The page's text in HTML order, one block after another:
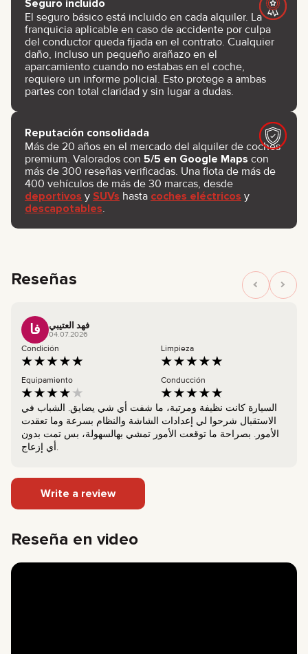
Seguro incluido
El seguro básico está incluido en cada alquiler. La
franquicia aplicable en caso de accidente por culpa
del conductor queda fijada en el contrato. Cualquier
daño, incluso un pequeño arañazo en el
aparcamiento cuando no estabas en el coche,
requiere un informe policial. Esto protege a ambas
partes con total claridad y sin lugar a dudas.
Reputación consolidada
Más de 20 años en el mercado del alquiler de coches
premium. Valorados con 5/5 en Google Maps con
más de 300 reseñas verificadas. Una flota de más de
400 vehículos de más de 30 marcas, desde
deportivos y SUVs hasta coches eléctricos y
descapotables.
Reseñas
فا فهد العتيبي
04.07.2026
Condición Limpieza
Equipamiento Conducción
السيارة كانت نظيفة ومرتبة، ما شفت أي شي يضايق. الشباب في
الاستقبال شرحوا لي إعدادات الشاشة والنظام بسرعة وما تعقدت
الأمور. بصراحة ما توقعت الأمور تمشي بهالسهولة، بس تمت بدون
أي إزعاج.
Write a review
Reseña en video